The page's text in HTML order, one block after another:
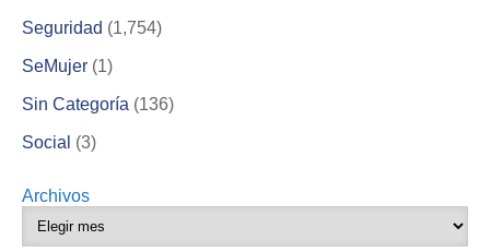
Seguridad (1,754)
SeMujer (1)
Sin Categoría (136)
Social (3)
Archivos